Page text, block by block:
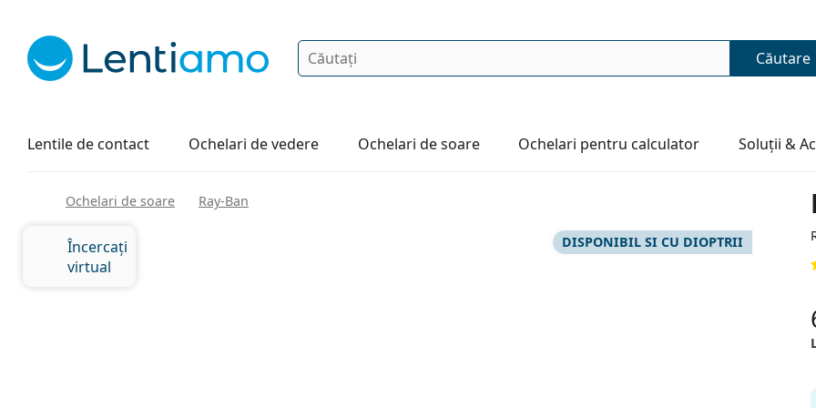
Căutare Căutare
Lentile de contact
Soluții Ochelari de vedere Ochelari de soare Ochelari pentru calculator Soluții &
Cum comandați
Ochelari de soare Ray-Ban
DISPONIBIL SI CU DIOPTRII
Încercați
virtual